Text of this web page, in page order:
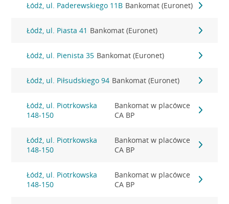
Łódź, ul. Paderewskiego 11B Bankomat (Euronet)
Łódź, ul. Piasta 41 Bankomat (Euronet)
Łódź, ul. Pienista 35 Bankomat (Euronet)
Łódź, ul. Piłsudskiego 94 Bankomat (Euronet)
Łódź, ul. Piotrkowska
148-150
Bankomat w placówce
CA BP
Łódź, ul. Piotrkowska
148-150
Bankomat w placówce
CA BP
Łódź, ul. Piotrkowska
148-150
Bankomat w placówce
CA BP